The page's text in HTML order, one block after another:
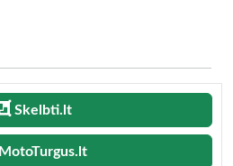
Skelbti.lt
MotoTurgus.lt